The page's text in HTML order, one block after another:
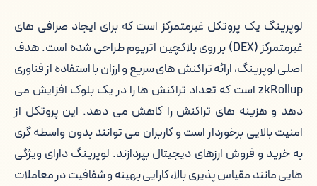
تغییرات قیمت لوپرینگ
کیف پول های لوپرینگ
قیمت لحظه ای لوپرینگ به تومان
احراز هویت برای خرید لوپرینگ
خالق لوپرینگ چه کسی است؟
لوپرینگ یک پروتکل غیرمتمرکز است که برای ایجاد صرافی های
غیرمتمرکز (DEX) بر روی بلاکچین اتریوم طراحی شده است. هدف
اصلی لوپرینگ، ارائه تراکنش های سریع و ارزان با استفاده از فناوری
zkRollup است که تعداد تراکنش ها را در یک بلوک افزایش می
دهد و هزینه های تراکنش را کاهش می دهد. این پروتکل از
امنیت بالایی برخوردار است و کاربران می توانند بدون واسطه گری
به خرید و فروش ارزهای دیجیتال بپردازند. لوپرینگ دارای ویژگی
هایی مانند مقیاس پذیری بالا، کارایی بهینه و شفافیت در معاملات